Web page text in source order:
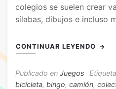
colegios se suelen crear
sílabas, dibujos e incluso
CONTINUAR LEYENDO
Publicado en Juegos
bicicleta, bingo, camión,